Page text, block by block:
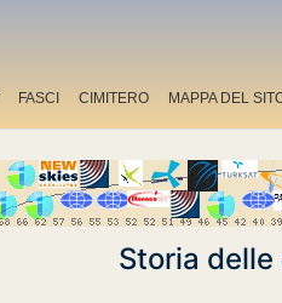
FASCI CIMITERO MAPPA DEL
Storia